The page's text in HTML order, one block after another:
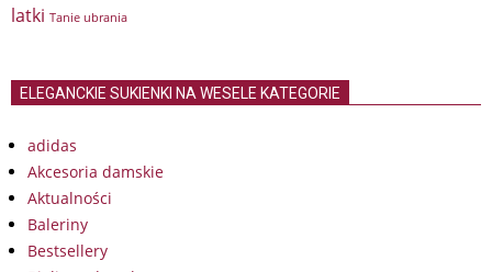
latki Tanie ubrania
ELEGANCKIE SUKIENKI NA WESELE KATEGORIE
adidas
Akcesoria damskie
Aktualności
Baleriny
Bestsellery